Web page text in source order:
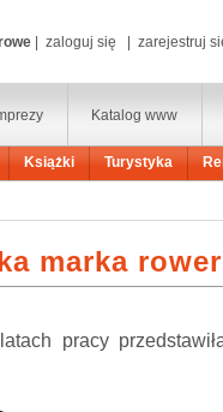
zaloguj się zarejestruj
Katalog www
Książki Turystyka
marka
pracy